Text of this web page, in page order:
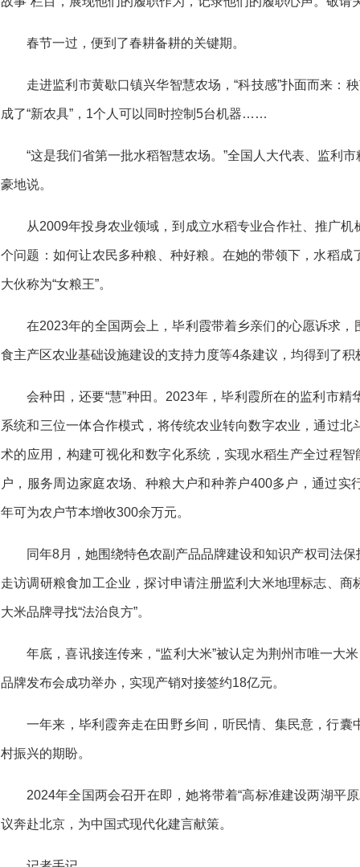
春节一过，便到了春耕备耕的关键期。
走进监利市黄歇口镇兴华智慧农场，“科技感”扑面而来：
成了“新农具”，1个人可以同时控制5台机器……
“这是我们省第一批水稻智慧农场。”全国人大代表、监利
豪地说。
从2009年投身农业领域，到成立水稻专业合作社、推广
个问题：如何让农民多种粮、种好粮。在她的带领下，水稻
大伙称为“女粮王”。
在2023年的全国两会上，毕利霞带着乡亲们的心愿诉求
食主产区农业基础设施建设的支持力度等4条建议，均得到了
会种田，还要“慧”种田。2023年，毕利霞所在的监利市
系统和三位一体合作模式，将传统农业转向数字农业，通过
术的应用，构建可视化和数字化系统，实现水稻生产全过程
户，服务周边家庭农场、种粮大户和种养户400多户，通过实
年可为农户节本增收300余万元。
同年8月，她围绕特色农副产品品牌建设和知识产权司法
走访调研粮食加工企业，探讨申请注册监利大米地理标志、
大米品牌寻找“法治良方”。
年底，喜讯接连传来，“监利大米”被认定为荆州市唯一大
品牌发布会成功举办，实现产销对接签约18亿元。
一年来，毕利霞奔走在田野乡间，听民情、集民意，行
村振兴的期盼。
2024年全国两会召开在即，她将带着“高标准建设两湖平
议奔赴北京，为中国式现代化建言献策。